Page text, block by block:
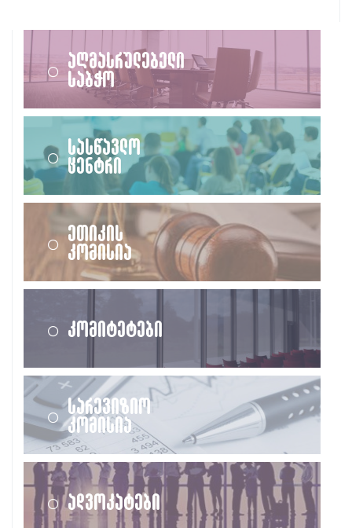
აღმასრულებელი
საბჭო
სასწავლო
ცენტრი
ეთიკის
კომისია
კომიტეტები
სარევიზიო
კომისია
ადვოკატები